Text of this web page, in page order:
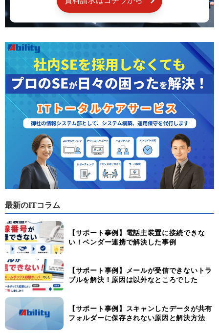
最新のITコラム
【サポート事例】電話主装置に接続できな
い！ベンダー連携で解決した事例
【サポート事例】メールが受信できないトラ
ブルを解決！原因は以外なところでした
【サポート事例】スキャンしたデータが共有
フォルダーに保存されない原因と解決方法